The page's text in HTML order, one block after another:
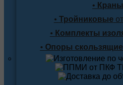
• Краны
• Тройниковые
• Комплекты
• Опоры